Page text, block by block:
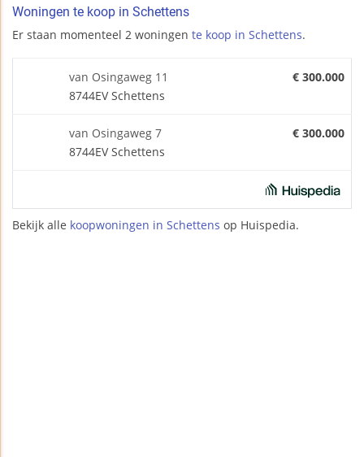
Woningen te koop in Schettens
Er staan momenteel 2 woningen te koop in Schettens.
van Osingaweg 11
8744EV Schettens
€ 300.000
van Osingaweg 7
8744EV Schettens
€ 300.000
Bekijk alle koopwoningen in Schettens op Huispedia.